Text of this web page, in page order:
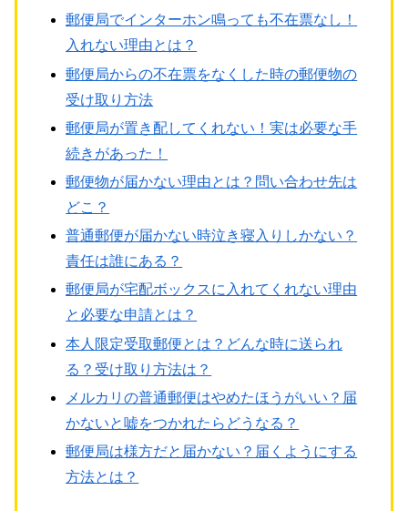
郵便局でインターホン鳴っても不在票なし！
入れない理由とは？
郵便局からの不在票をなくした時の郵便物の
受け取り方法
郵便局が置き配してくれない！実は必要な手
続きがあった！
郵便物が届かない理由とは？問い合わせ先は
どこ？
普通郵便が届かない時泣き寝入りしかない？
責任は誰にある？
郵便局が宅配ボックスに入れてくれない理由
と必要な申請とは？
本人限定受取郵便とは？どんな時に送られ
る？受け取り方法は？
メルカリの普通郵便はやめたほうがいい？届
かないと嘘をつかれたらどうなる？
郵便局は様方だと届かない？届くようにする
方法とは？